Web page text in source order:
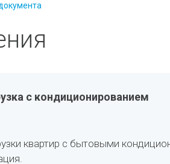
с кондиционированием
квартир с бытовыми